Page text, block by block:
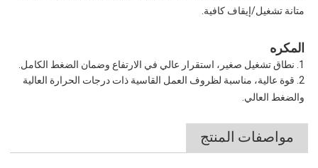
متانة تشغيل/إيقاف كافية.
المكره
1. نطاق تشغيل صغير، استقرار عالي في الارتفاع وضمان الضغط الكامل.
2. قوة عالية، مناسبة لظروف العمل القاسية ذات درجات الحرارة العالية
والضغط العالي.
مواصفات المنتج